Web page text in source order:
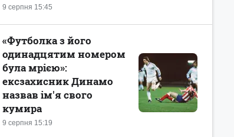
9 серпня 15:45
9 серпня 15:19
«Футболка з його
одинадцятим номером
була мрією»:
ексзахисник Динамо
назвав ім'я свого
кумира